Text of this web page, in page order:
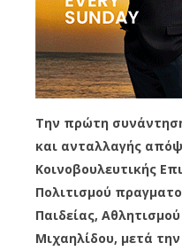
Την πρώτη
και ανταλλαγής
Κοινοβουλευτικής
Πολιτισμού
Παιδείας,
Μιχαηλίδου, μετά